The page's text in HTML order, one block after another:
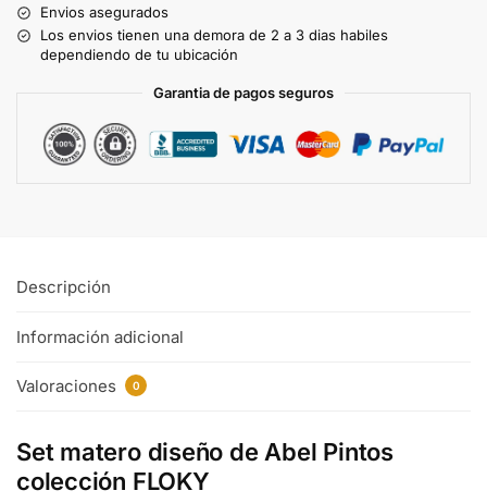
Envios asegurados
Los envios tienen una demora de 2 a 3 dias habiles
dependiendo de tu ubicación
Garantia de pagos seguros
Descripción
Información adicional
Valoraciones 0
Set matero diseño de Abel Pintos
colección FLOKY